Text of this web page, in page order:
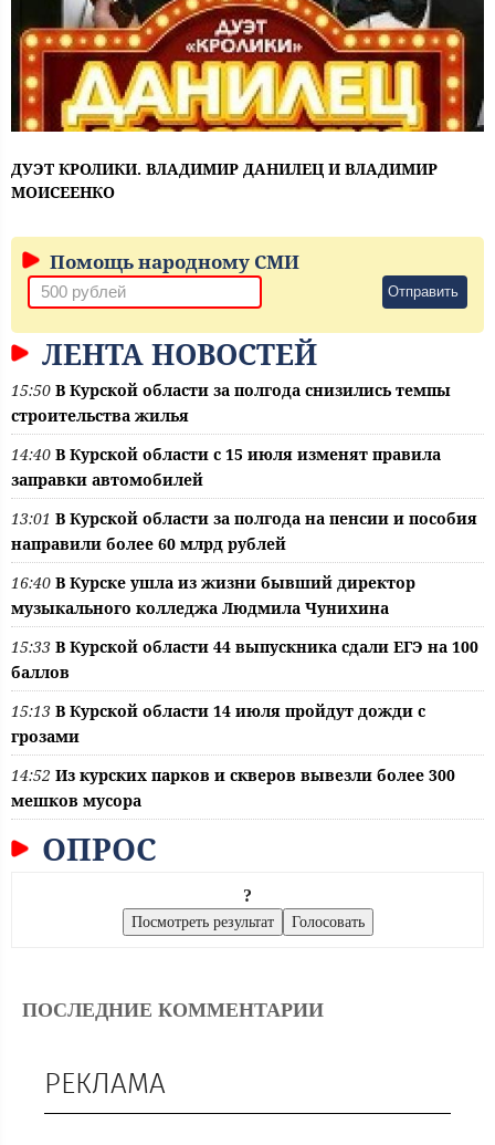
ДУЭТ КРОЛИКИ. ВЛАДИМИР ДАНИЛЕЦ И ВЛАДИМИР
МОИСЕЕНКО
Помощь народному СМИ
Отправить
ЛЕНТА НОВОСТЕЙ
15:50 В Курской области за полгода снизились темпы
строительства жилья
14:40 В Курской области с 15 июля изменят правила
заправки автомобилей
13:01 В Курской области за полгода на пенсии и пособия
направили более 60 млрд рублей
16:40 В Курске ушла из жизни бывший директор
музыкального колледжа Людмила Чунихина
15:33 В Курской области 44 выпускника сдали ЕГЭ на 100
баллов
15:13 В Курской области 14 июля пройдут дожди с
грозами
14:52 Из курских парков и скверов вывезли более 300
мешков мусора
ОПРОС
?
ПОСЛЕДНИЕ КОММЕНТАРИИ
РЕКЛАМА